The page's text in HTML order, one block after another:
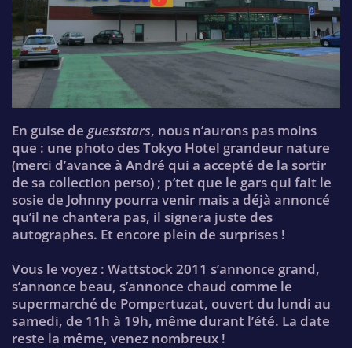
En guise de gueststars, nous n’aurons pas moins
que : une photo des Tokyo Hotel grandeur nature
(merci d’avance à André qui a accepté de la sortir
de sa collection perso) ; p’tet que le gars qui fait le
sosie de Johnny pourra venir mais a déjà annoncé
qu’il ne chantera pas, il signera juste des
autographes. Et encore plein de surprises !
Vous le voyez : Wattstock 2011 s’annonce grand,
s’annonce beau, s’annonce chaud comme le
supermarché de Pompertuzat, ouvert du lundi au
samedi, de 11h à 19h, même durant l’été. La date
reste la même, venez nombreux !